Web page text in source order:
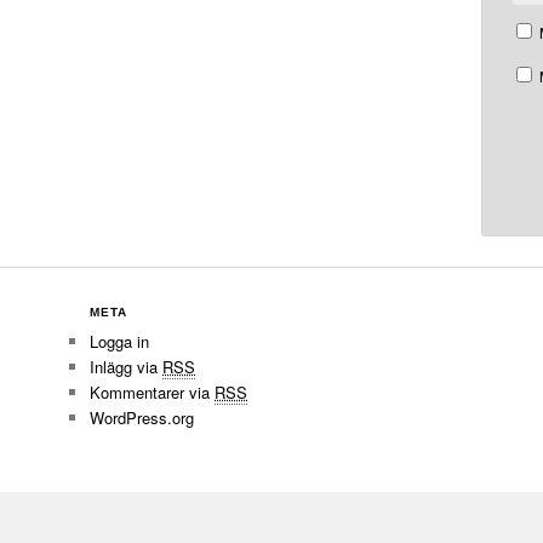
META
Logga in
Inlägg via RSS
Kommentarer via RSS
WordPress.org